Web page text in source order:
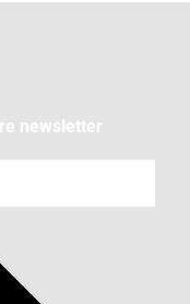
newsletter